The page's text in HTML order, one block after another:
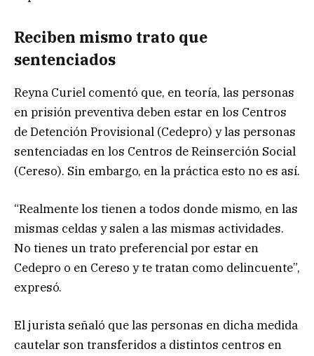
Reciben mismo trato que
sentenciados
Reyna Curiel comentó que, en teoría, las personas
en prisión preventiva deben estar en los Centros
de Detención Provisional (Cedepro) y las personas
sentenciadas en los Centros de Reinserción Social
(Cereso). Sin embargo, en la práctica esto no es así.
“Realmente los tienen a todos donde mismo, en las
mismas celdas y salen a las mismas actividades.
No tienes un trato preferencial por estar en
Cedepro o en Cereso y te tratan como delincuente”,
expresó.
El jurista señaló que las personas en dicha medida
cautelar son transferidos a distintos centros en